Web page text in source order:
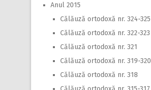
Anul 2015
Călăuză ortodoxă nr. 324-325
Călăuză ortodoxă nr. 322-323
Călăuză ortodoxă nr. 321
Călăuză ortodoxă nr. 319-320
Călăuză ortodoxă nr. 318